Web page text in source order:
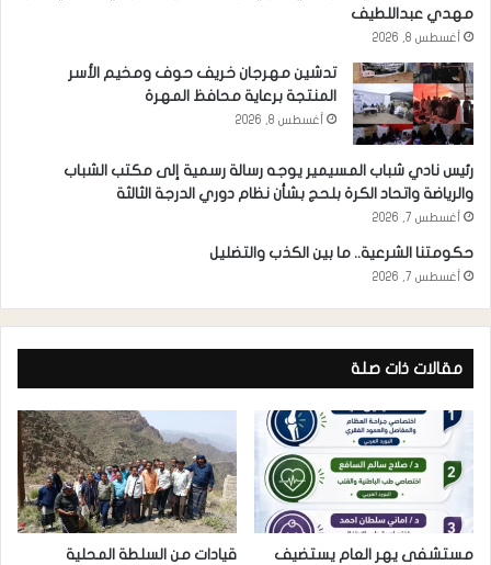
مهدي عبداللطيف
أغسطس 8, 2026
تدشين مهرجان خريف حوف ومخيم الأسر
المنتجة برعاية محافظ المهرة
أغسطس 8, 2026
رئيس نادي شباب المسيمير يوجه رسالة رسمية إلى مكتب الشباب
والرياضة واتحاد الكرة بلحج بشأن نظام دوري الدرجة الثالثة
أغسطس 7, 2026
حكومتنا الشرعية.. ما بين الكذب والتضليل
أغسطس 7, 2026
مقالات ذات صلة
مستشفى يهر العام يستضيف
قيادات من السلطة المحلية